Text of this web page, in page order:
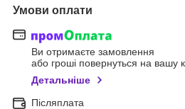
Умови оплати
Ви отримаєте замовлення
або гроші повернуться на вашу
Детальніше
Післяплата